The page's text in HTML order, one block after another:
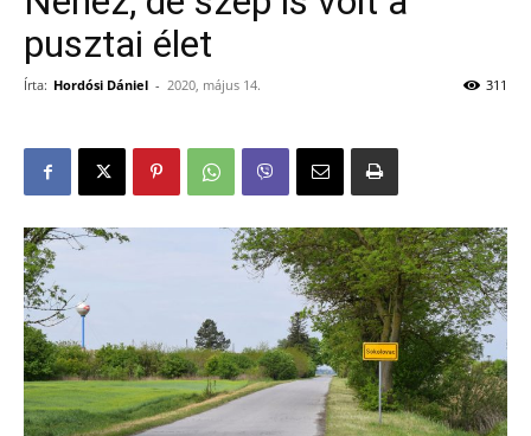
pusztai élet
Írta: Hordósi Dániel - 2020, május 14. 311